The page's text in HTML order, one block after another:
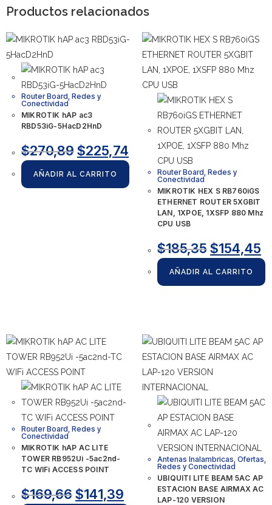
Productos relacionados
Router Board Redes y
Conectividad
MIKROTIK hAP ac3
RBD53iG-5HacD2HnD
$270,89$225,74
AÑADIR AL CARRITO Router Board Redes y
Conectividad
MIKROTIK HEX S RB760iGS
ETHERNET ROUTER 5XGBIT
LAN, 1XPOE, 1XSFP 880 Mhz
CPU USB
$185,35$154,45
AÑADIR AL CARRITO
Router Board Redes y
Conectividad
MIKROTIK hAP AC LITE
TOWER RB952Ui -5ac2nd-
TC WIFi ACCESS POINT
$169,66$141,39
Antenas Inalambricas Ofertas
Redes y Conectividad
UBIQUITI LITE BEAM 5AC AP
ESTACION BASE AIRMAX AC
LAP-120 VERSION